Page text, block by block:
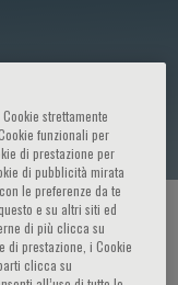
strettamente
funzionali per
di prestazione per
di pubblicità mirata
le preferenze da te
e su altri siti ed
di più clicca su
di prestazione, i Cookie
clicca su